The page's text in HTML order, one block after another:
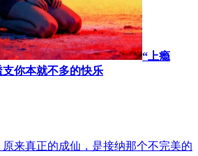
“上瘾
你本就不多的快乐
原来真正的成仙，是接纳那个不完美的